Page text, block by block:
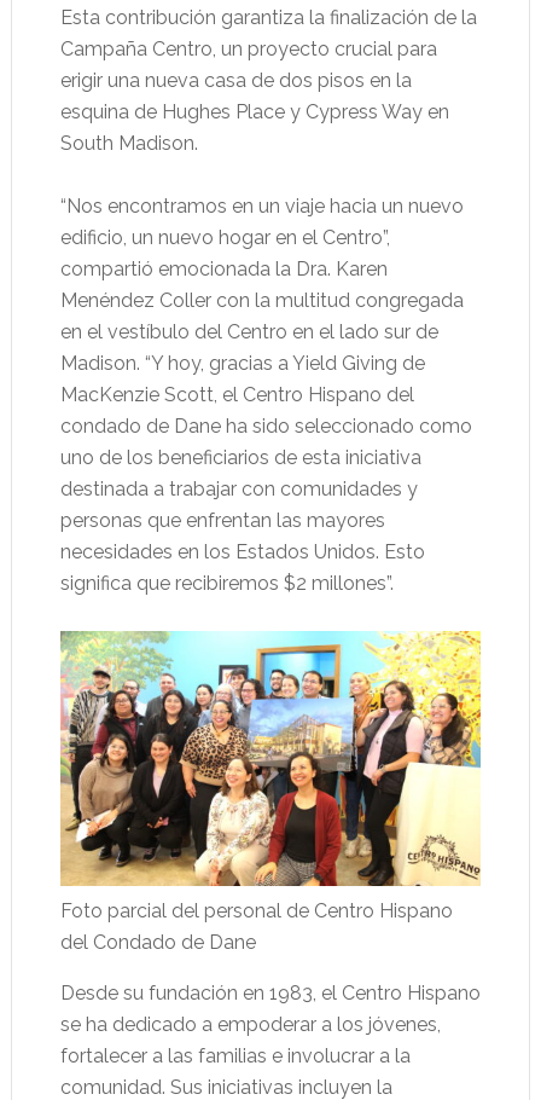
Esta contribución garantiza la finalización de la
Campaña Centro, un proyecto crucial para
erigir una nueva casa de dos pisos en la
esquina de Hughes Place y Cypress Way en
South Madison.
“Nos encontramos en un viaje hacia un nuevo
edificio, un nuevo hogar en el Centro”,
compartió emocionada la Dra. Karen
Menéndez Coller con la multitud congregada
en el vestíbulo del Centro en el lado sur de
Madison. “Y hoy, gracias a Yield Giving de
MacKenzie Scott, el Centro Hispano del
condado de Dane ha sido seleccionado como
uno de los beneficiarios de esta iniciativa
destinada a trabajar con comunidades y
personas que enfrentan las mayores
necesidades en los Estados Unidos. Esto
significa que recibiremos $2 millones”.
Foto parcial del personal de Centro Hispano
del Condado de Dane
Desde su fundación en 1983, el Centro Hispano
se ha dedicado a empoderar a los jóvenes,
fortalecer a las familias e involucrar a la
comunidad. Sus iniciativas incluyen la